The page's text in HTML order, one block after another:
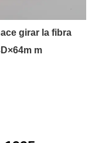
girar la fibra
m